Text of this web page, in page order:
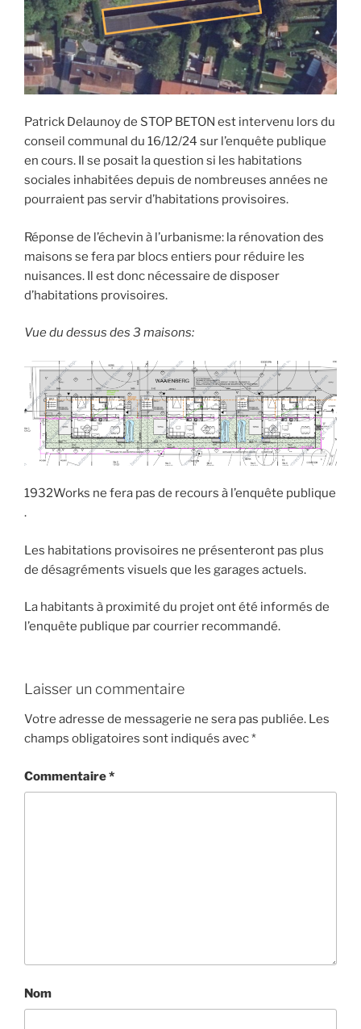
Patrick Delaunoy de STOP BETON est intervenu lors du
conseil communal du 16/12/24 sur l’enquête publique
en cours. Il se posait la question si les habitations
sociales inhabitées depuis de nombreuses années ne
pourraient pas servir d’habitations provisoires.
Réponse de l’échevin à l’urbanisme: la rénovation des
maisons se fera par blocs entiers pour réduire les
nuisances. Il est donc nécessaire de disposer
d’habitations provisoires.
Vue du dessus des 3 maisons:
1932Works ne fera pas de recours à l’enquête publique
.
Les habitations provisoires ne présenteront pas plus
de désagréments visuels que les garages actuels.
La habitants à proximité du projet ont été informés de
l’enquête publique par courrier recommandé.
Laisser un commentaire
Votre adresse de messagerie ne sera pas publiée. Les
champs obligatoires sont indiqués avec*
Commentaire*
Nom